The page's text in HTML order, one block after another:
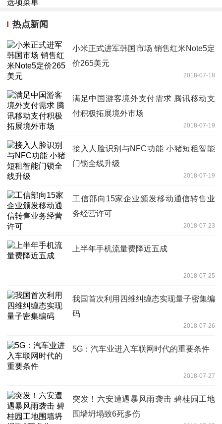
热点新闻
小米正式进军韩国市场 销售红米Note5定
价265美元
2018-07-18
满足中国游客境外支付需求 腾讯移动支
付积极拓展境外市场
2018-07-19
接入人脸识别与NFC功能 小猪短租智能
门锁全线升级
2018-07-19
工信部向15家企业颁发移动通信转售业
务经营许可
2018-07-23
上半年手机流量费降近五成
2018-07-25
我国首次利用四维纠缠态实现量子密集编
码
2018-07-26
5G：汽车业进入车联网时代的重要条件
2018-07-27
突发！六安遭遇暴风雨袭击 碧桂园工地
围墙坍塌致6死多伤